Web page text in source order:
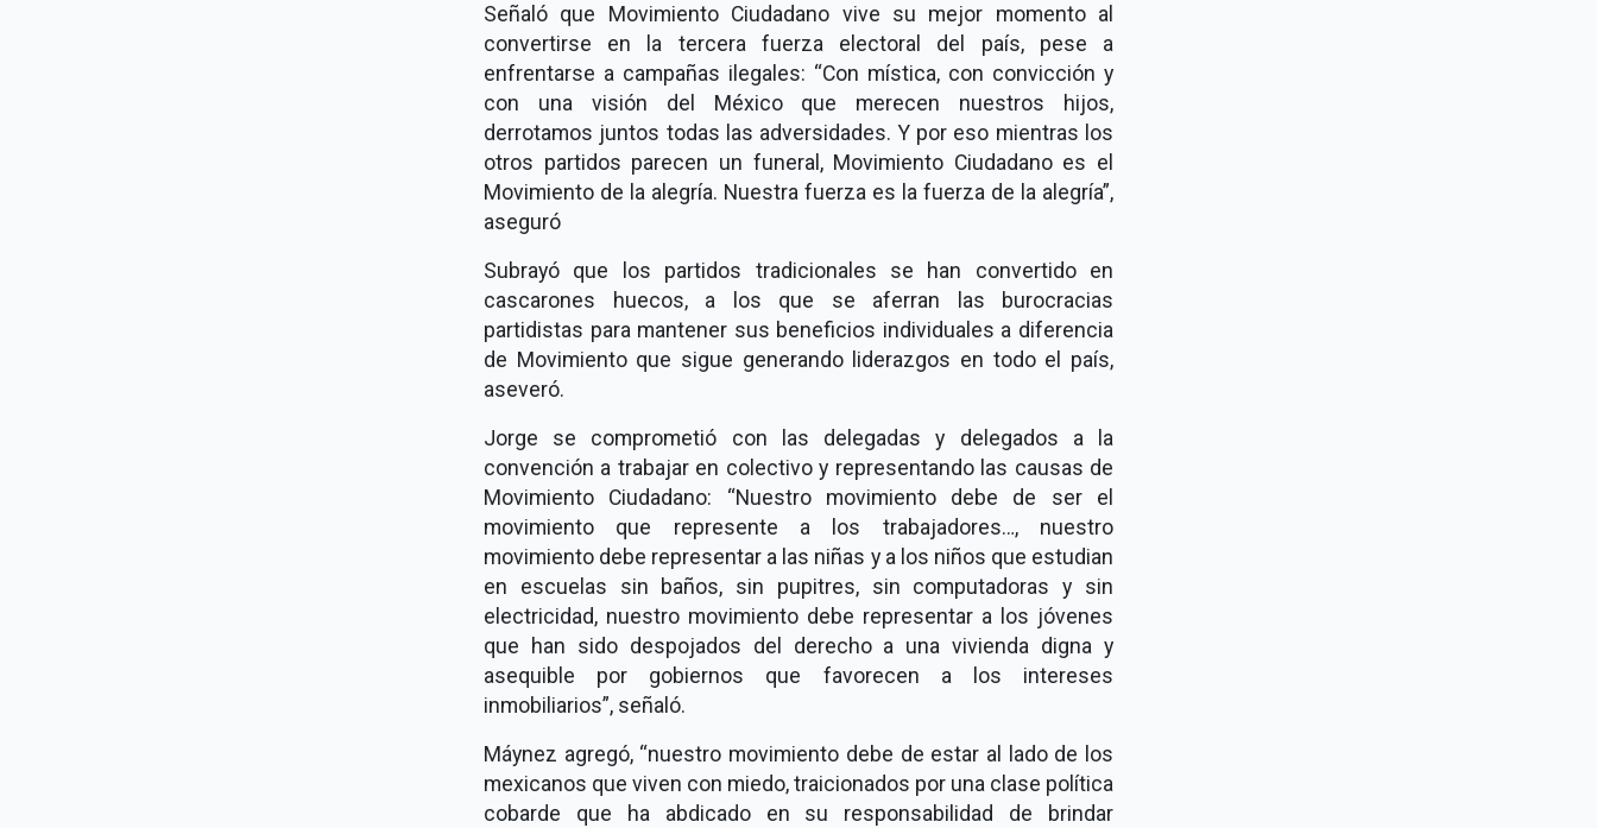
Señaló que Movimiento Ciudadano vive su mejor momento al
convertirse en la tercera fuerza electoral del país, pese a
enfrentarse a campañas ilegales: “Con mística, con convicción y
con una visión del México que merecen nuestros hijos,
derrotamos juntos todas las adversidades. Y por eso mientras los
otros partidos parecen un funeral, Movimiento Ciudadano es el
Movimiento de la alegría. Nuestra fuerza es la fuerza de la alegría”,
aseguró
Subrayó que los partidos tradicionales se han convertido en
cascarones huecos, a los que se aferran las burocracias
partidistas para mantener sus beneficios individuales a diferencia
de Movimiento que sigue generando liderazgos en todo el país,
aseveró.
Jorge se comprometió con las delegadas y delegados a la
convención a trabajar en colectivo y representando las causas de
Movimiento Ciudadano: “Nuestro movimiento debe de ser el
movimiento que represente a los trabajadores…, nuestro
movimiento debe representar a las niñas y a los niños que estudian
en escuelas sin baños, sin pupitres, sin computadoras y sin
electricidad, nuestro movimiento debe representar a los jóvenes
que han sido despojados del derecho a una vivienda digna y
asequible por gobiernos que favorecen a los intereses
inmobiliarios”, señaló.
Máynez agregó, “nuestro movimiento debe de estar al lado de los
mexicanos que viven con miedo, traicionados por una clase política
cobarde que ha abdicado en su responsabilidad de brindar